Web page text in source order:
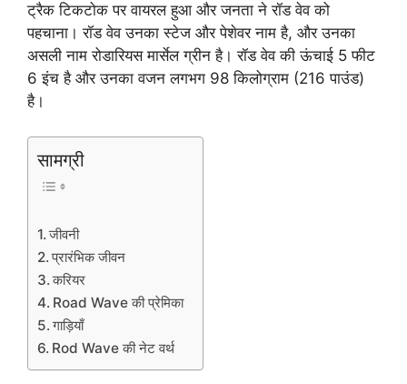
ट्रैक टिकटोक पर वायरल हुआ और जनता ने रॉड वेव को
पहचाना। रॉड वेव उनका स्टेज और पेशेवर नाम है, और उनका
असली नाम रोडारियस मार्सेल ग्रीन है। रॉड वेव की ऊंचाई 5 फीट
6 इंच है और उनका वजन लगभग 98 किलोग्राम (216 पाउंड)
है।
सामग्री
जीवनी
प्रारंभिक जीवन
करियर
Road Wave की प्रेमिका
गाड़ियाँ
Rod Wave की नेट वर्थ